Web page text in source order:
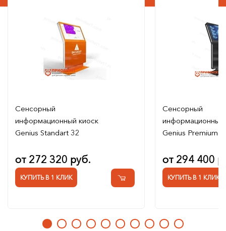
Сенсорный
информационный киоск
Genius Standart 32
от 272 320 руб.
КУПИТЬ В 1 КЛИК
Сенсорный
информационный
Genius Premium
от 294 400
КУПИТЬ В 1 КЛИК